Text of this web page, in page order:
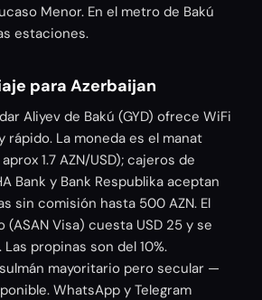
Menor. En el metro de Bakú
estaciones.
para Azerbaijan
Aliyev de Bakú (GYD) ofrece WiFi
La moneda es el manat
1.7 AZN/USD); cajeros de
Bank y Bank Respublika aceptan
sin comisión hasta 500 AZN. El
Visa) cuesta USD 25 y se
propinas son del 10%.
mayoritario pero secular —
WhatsApp y Telegram